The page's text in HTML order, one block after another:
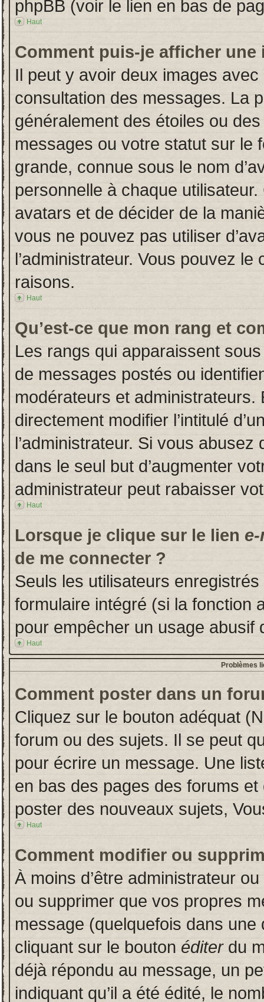
phpBB (voir le lien en bas de
Haut
Comment puis-je afficher une
Il peut y avoir deux images
consultation des messages. La
généralement des étoiles ou
messages ou votre statut sur le
grande, connue sous le nom
personnelle à chaque utilisateur.
avatars et de décider de la
vous ne pouvez pas utiliser
l’administrateur. Vous pouvez
raisons.
Haut
Qu’est-ce que mon rang et
Les rangs qui apparaissent
de messages postés ou
modérateurs et
directement modifier l’intitulé
l’administrateur. Si vous
dans le seul but d’augmenter
administrateur peut rabaisser
Haut
Lorsque je clique sur le lien
de me connecter ?
Seuls les utilisateurs
formulaire intégré (si la fonction
pour empêcher un usage abusif
Haut
Problèmes
Comment poster dans un
Cliquez sur le bouton adéquat
forum ou des sujets. Il se peut
pour écrire un message. Une
en bas des pages des forums
poster des nouveaux sujets,
Haut
Comment modifier ou
À moins d’être administrateur
ou supprimer que vos propres
message (quelquefois dans
cliquant sur le bouton éditerdu
déjà répondu au message, un
indiquant qu’il a été édité, le